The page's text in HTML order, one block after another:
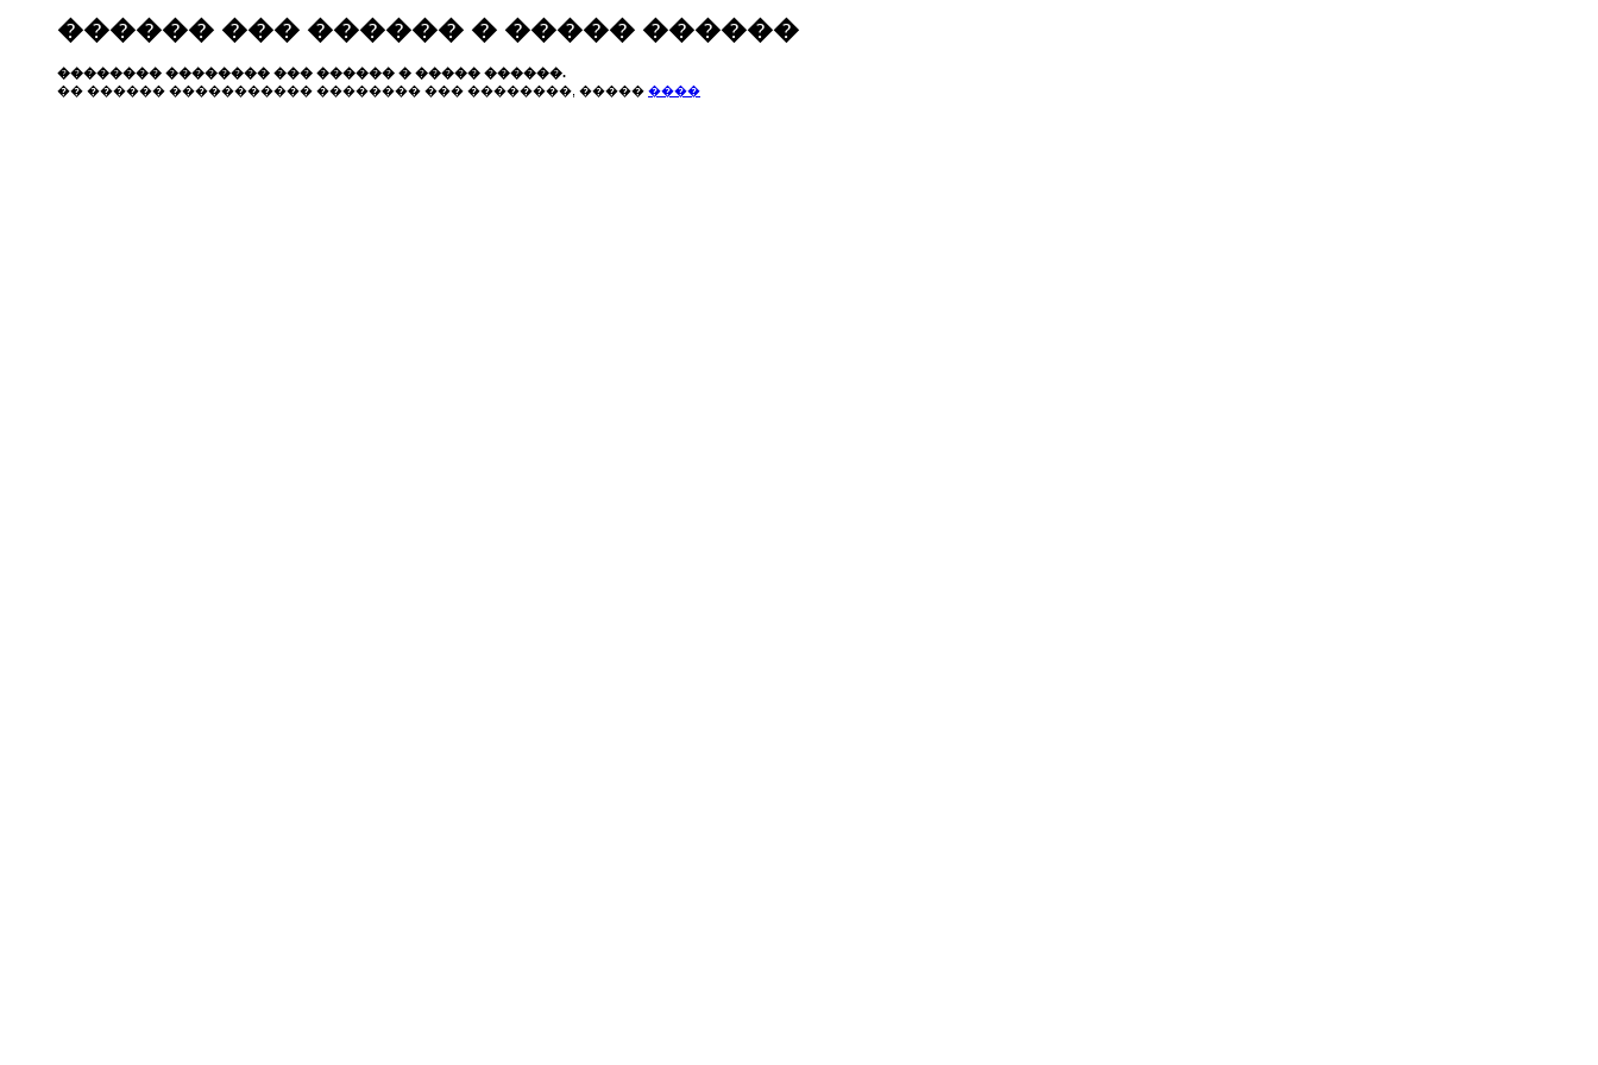
������ ��� ������ � ����� ������
�������� �������� ��� ������ � ����� ������.
�� ������ ����������� �������� ��� ��������, ����� ����